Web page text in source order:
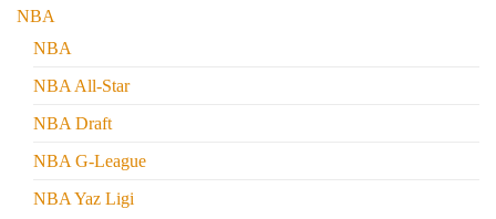
NBA
NBA
NBA All-Star
NBA Draft
NBA G-League
NBA Yaz Ligi